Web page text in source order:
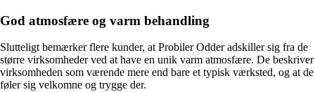
God atmosfære og varm behandling
Slutteligt bemærker flere kunder, at Probiler Odder adskiller sig fra de
større virksomheder ved at have en unik varm atmosfære. De beskriver
virksomheden som værende mere end bare et typisk værksted, og at de
føler sig velkomne og trygge der.